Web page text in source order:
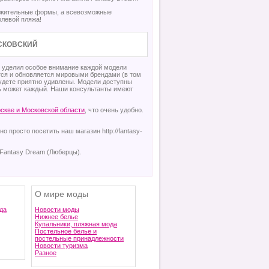
формы, а всевозможные
пляжа!
особое внимание каждой модели
и обновляется мировыми брендами (в том
приятно удивлены. Модели доступны
может каждый. Наши консультанты имеют
и Московской области , что очень удобно.
просто посетить наш магазин http://fantasy-
Dream (Люберцы).
О мире моды
Новости моды
Нижнее белье
Купальники, пляжная мода
Постельное белье и
постельные принадлежности
Новости туризма
Разное